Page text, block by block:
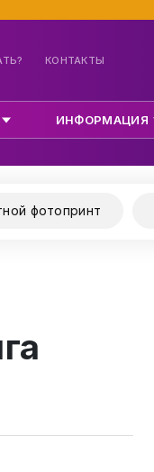
КОНТАКТЫ
ИНФОРМАЦИЯ
фотопринт